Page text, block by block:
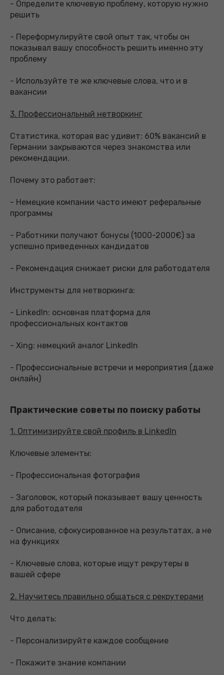
- Определите ключевую проблему, которую нужно
решить
- Переформулируйте свой опыт так, чтобы он
показывал вашу способность решить именно эту
проблему
- Используйте те же ключевые слова, что и в
вакансии
3. Профессиональный нетворкинг
Статистика, которая вас удивит: 60% вакансий в
Германии закрываются через знакомства или
рекомендации.
Почему это работает:
- Немецкие компании часто имеют реферальные
программы
- Работники получают бонусы (1000-2000€) за
успешно приведенных кандидатов
- Рекомендация снижает риски для работодателя
Инструменты для нетворкинга:
- LinkedIn: основная платформа для
профессиональных контактов
- Xing: немецкий аналог LinkedIn
- Профессиональные встречи и мероприятия (даже
онлайн)
Практические советы по поиску работы
1. Оптимизируйте свой профиль в LinkedIn
Ключевые элементы:
- Профессиональная фотография
- Заголовок, который показывает вашу ценность
для работодателя
- Описание, сфокусированное на результатах, а не
на функциях
- Ключевые слова, которые ищут рекрутеры в
вашей сфере
2. Научитесь правильно общаться с рекрутерами
Что делать:
- Персонализируйте каждое сообщение
- Покажите знание компании